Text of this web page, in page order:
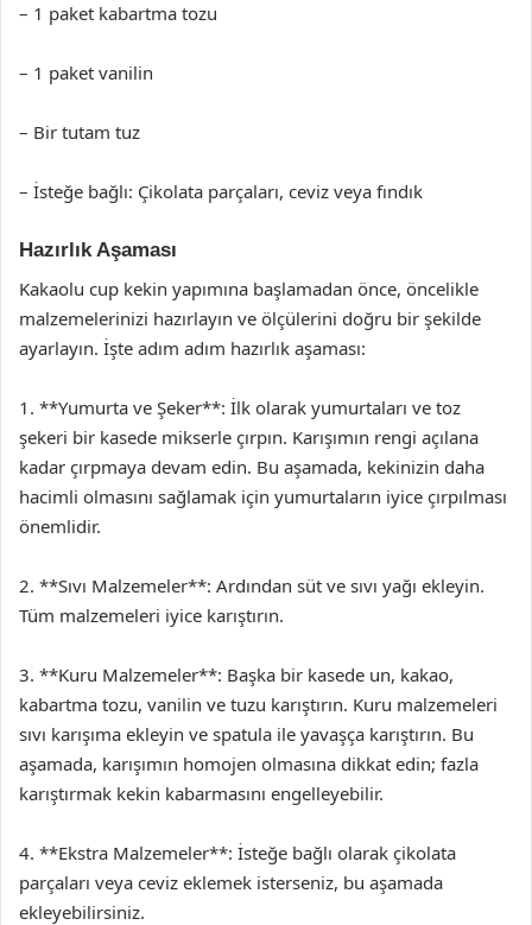
– 1 paket kabartma tozu
– 1 paket vanilin
– Bir tutam tuz
– İsteğe bağlı: Çikolata parçaları, ceviz veya fındık
Hazırlık Aşaması
Kakaolu cup kekin yapımına başlamadan önce, öncelikle
malzemelerinizi hazırlayın ve ölçülerini doğru bir şekilde
ayarlayın. İşte adım adım hazırlık aşaması:
1. **Yumurta ve Şeker**: İlk olarak yumurtaları ve toz
şekeri bir kasede mikserle çırpın. Karışımın rengi açılana
kadar çırpmaya devam edin. Bu aşamada, kekinizin daha
hacimli olmasını sağlamak için yumurtaların iyice çırpılması
önemlidir.
2. **Sıvı Malzemeler**: Ardından süt ve sıvı yağı ekleyin.
Tüm malzemeleri iyice karıştırın.
3. **Kuru Malzemeler**: Başka bir kasede un, kakao,
kabartma tozu, vanilin ve tuzu karıştırın. Kuru malzemeleri
sıvı karışıma ekleyin ve spatula ile yavaşça karıştırın. Bu
aşamada, karışımın homojen olmasına dikkat edin; fazla
karıştırmak kekin kabarmasını engelleyebilir.
4. **Ekstra Malzemeler**: İsteğe bağlı olarak çikolata
parçaları veya ceviz eklemek isterseniz, bu aşamada
ekleyebilirsiniz.